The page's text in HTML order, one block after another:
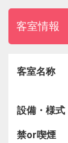
ＬＡＮ）
・32型液
チャンネル）
す
・各携帯
ン対応・一
・加湿機
・消臭剤
客室情報
客室名称
設備・様式
禁or喫煙